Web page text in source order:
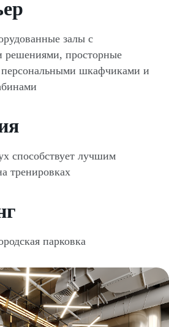
залы с
решениями, просторные
персональными шкафчиками и
способствует лучшим
тренировках
парковка